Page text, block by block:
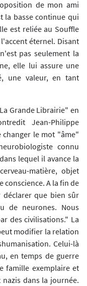
de mon ami
la basse continue qui
est reliée au Souffle
éternel. Disant
pas seulement la
elle lui assure une
une valeur, en tant
Grande Librairie" en
Jean-Philippe
changer le mot "âme"
connu
lequel il avance la
matière, objet
conscience. A la fin de
déclarer que bien sûr
de neurones. Nous
des civilisations." La
modifier la relation
Celui-là
en temps de guerre
famille exemplaire et
dans la journée.